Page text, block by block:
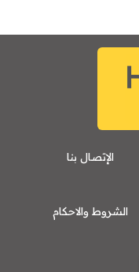
الإتصال بنا
الشروط والاحكام